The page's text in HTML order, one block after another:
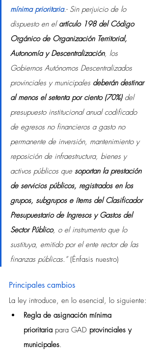
mínima prioritaria.- Sin perjuicio de lo
dispuesto en el artículo 198 del Código
Orgánico de Organización Territorial,
Autonomía y Descentralización, los
Gobiernos Autónomos Descentralizados
provinciales y municipales deberán destinar
al menos el setenta por ciento (70%) del
presupuesto institucional anual codificado
de egresos no financieros a gasto no
permanente de inversión, mantenimiento y
reposición de infraestructura, bienes y
activos públicos que soportan la prestación
de servicios públicos, registrados en los
grupos, subgrupos e ítems del Clasificador
Presupuestario de Ingresos y Gastos del
Sector Público, o el instrumento que lo
sustituya, emitido por el ente rector de las
finanzas públicas.” (Énfasis nuestro)
Principales cambios
La ley introduce, en lo esencial, lo siguiente:
Regla de asignación mínima
prioritaria para GAD provinciales y
municipales.